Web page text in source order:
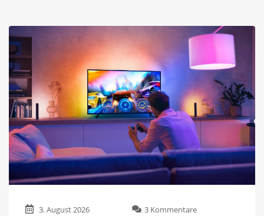
3. August 2026 3 Kommentarezu